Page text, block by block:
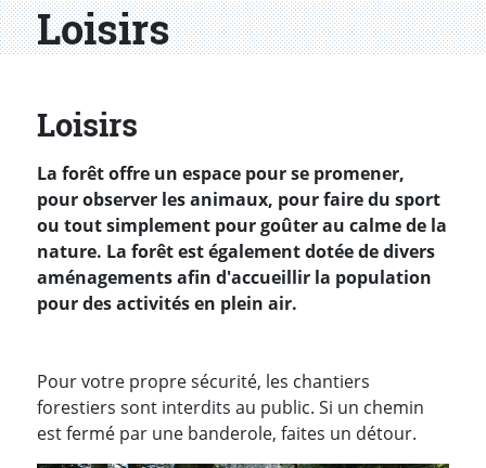
Loisirs
Loisirs
La forêt offre un espace pour se promener,
pour observer les animaux, pour faire du sport
ou tout simplement pour goûter au calme de la
nature. La forêt est également dotée de divers
aménagements afin d'accueillir la population
pour des activités en plein air.
Pour votre propre sécurité, les chantiers
forestiers sont interdits au public. Si un chemin
est fermé par une banderole, faites un détour.